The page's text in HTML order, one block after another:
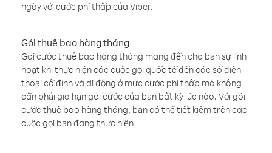
ngày với cước phí thấp của Viber.
Gói thuê bao hàng tháng
Gói cước thuê bao hàng tháng mang đến cho bạn sự linh
hoạt khi thực hiện các cuộc gọi quốc tế đến các số điện
thoại cố định và di động ở mức cước phí thấp mà không
cần phải gia hạn gói cước của bạn bất kỳ lúc nào. Với gói
cước thuê bao hàng tháng, bạn có thể tiết kiệm trên các
cuộc gọi bạn đang thực hiện